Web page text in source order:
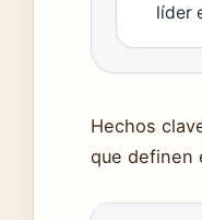
líder
Hechos
que definen